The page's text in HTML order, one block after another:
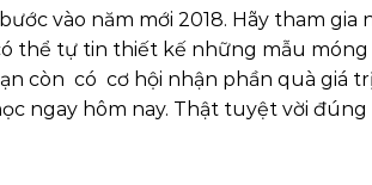
vào năm mới 2018. Hãy tham gia
thể tự tin thiết kế những mẫu móng
còn có cơ hội nhận phần quà giá
ngay hôm nay. Thật tuyệt vời